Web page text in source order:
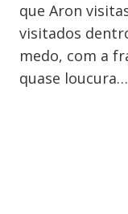
que Aron
visitados
medo, com a
quase loucura…